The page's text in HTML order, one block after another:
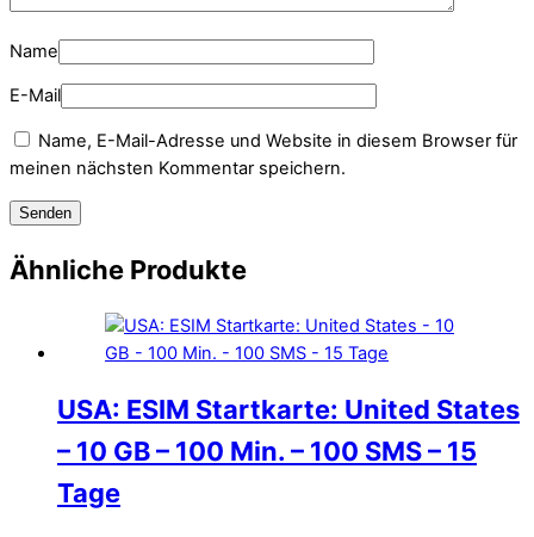
Name
E-Mail
Name, E-Mail-Adresse und Website in diesem Browser für
meinen nächsten Kommentar speichern.
Ähnliche Produkte
USA: ESIM Startkarte: United States
– 10 GB – 100 Min. – 100 SMS – 15
Tage